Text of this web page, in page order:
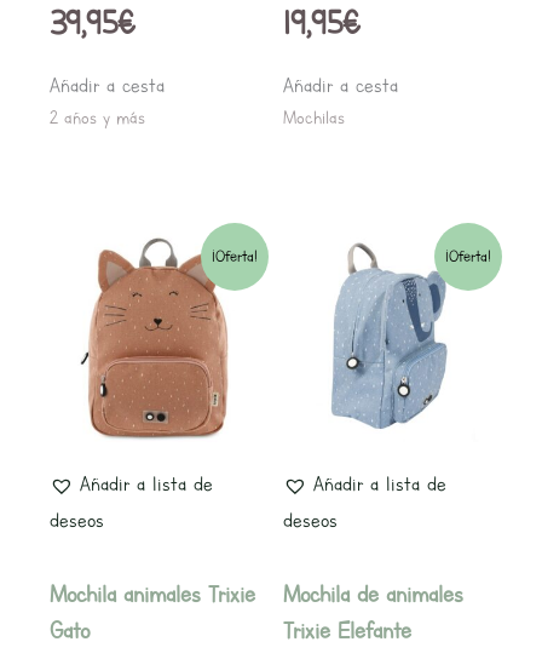
39,95€
Añadir a cesta
2 años y más
19,95€
Añadir a cesta
Mochilas
¡Oferta!
Añadir a lista de
deseos
Mochila animales Trixie
Gato
El
precio
original
era:
El
¡Oferta!
Añadir a lista de
deseos
Mochila de animales
Trixie Elefante
precio
original
era:
El